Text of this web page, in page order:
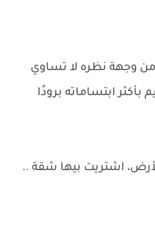
وجهة نظره لا تساوي
ابتساماته برودًا
اشتريت بيها شقة ..